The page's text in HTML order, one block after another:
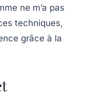
ne m’a pas
techniques,
grâce à la